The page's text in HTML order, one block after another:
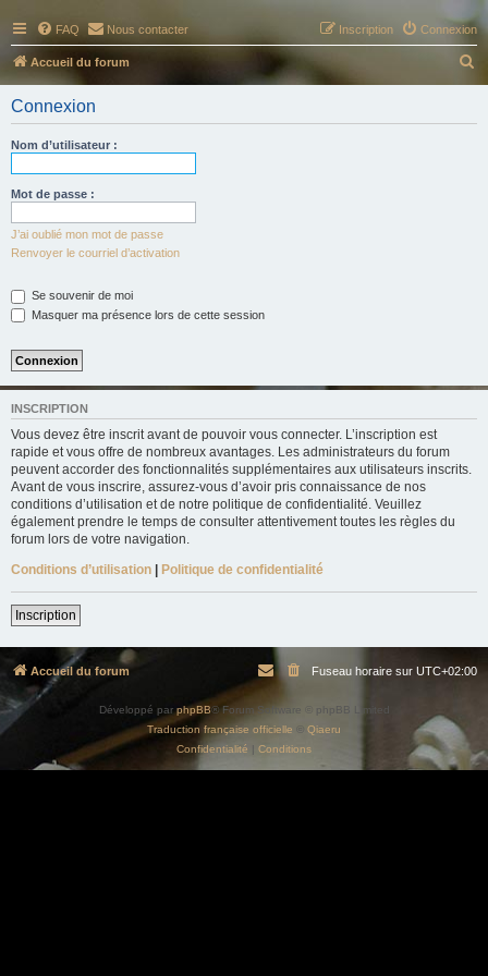
FAQ Nous contacter Connexion
Inscription
Accueil du forum
e
Connexion
Nom d’utilisateur :
Mot de passe :
J’ai oublié mon mot de passe
Renvoyer le courriel d’activation
Se souvenir de moi
Masquer ma présence lors de cette session
INSCRIPTION
Vous devez être inscrit avant de pouvoir vous connecter. L’inscription est
rapide et vous offre de nombreux avantages. Les administrateurs du forum
peuvent accorder des fonctionnalités supplémentaires aux utilisateurs inscrits.
Avant de vous inscrire, assurez-vous d’avoir pris connaissance de nos
conditions d’utilisation et de notre politique de confidentialité. Veuillez
également prendre le temps de consulter attentivement toutes les règles du
forum lors de votre navigation.
Conditions d’utilisation | Politique de confidentialité
Inscription
Accueil du forum Fuseau horaire sur UTC+02:00
Développé par phpBB® Forum Software © phpBB Limited
Traduction française officielle © Qiaeru
Confidentialité | Conditions